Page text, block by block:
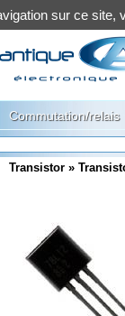
Commutation/relais
Transistor »
sur ce